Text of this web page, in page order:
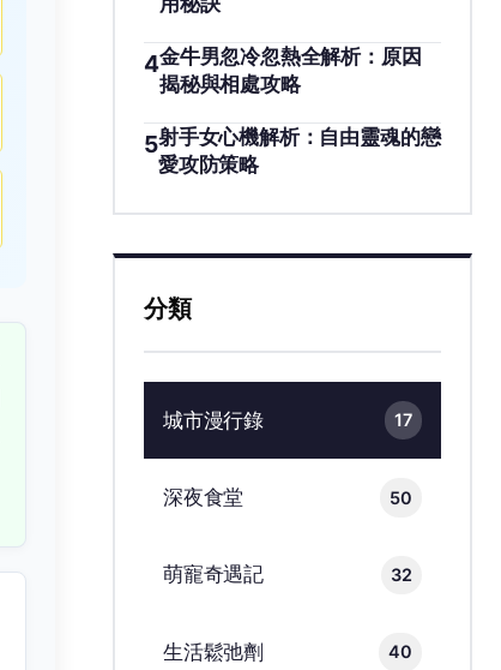
4金牛男忽冷忽熱全解析：原因
揭秘與相處攻略
5射手女心機解析：自由靈魂的戀
愛攻防策略
分類
城市漫行錄 17
深夜食堂 50
萌寵奇遇記 32
生活鬆弛劑 40